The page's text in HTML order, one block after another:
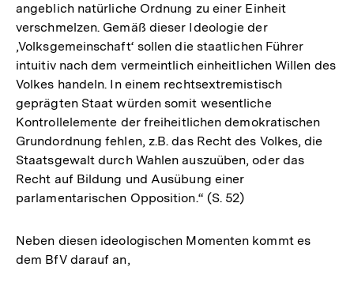
angeblich natürliche Ordnung zu einer Einheit
verschmelzen. Gemäß dieser Ideologie der
‚Volksgemeinschaft‘ sollen die staatlichen Führer
intuitiv nach dem vermeintlich einheitlichen Willen des
Volkes handeln. In einem rechtsextremistisch
geprägten Staat würden somit wesentliche
Kontrollelemente der freiheitlichen demokratischen
Grundordnung fehlen, z.B. das Recht des Volkes, die
Staatsgewalt durch Wahlen auszuüben, oder das
Recht auf Bildung und Ausübung einer
parlamentarischen Opposition.“ (S. 52)
Neben diesen ideologischen Momenten kommt es
dem BfV darauf an,